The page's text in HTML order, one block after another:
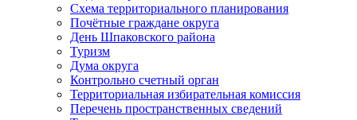
Схема территориального планирования
Почётные граждане округа
День Шпаковского района
Туризм
Дума округа
Контрольно счетный орган
Территориальная избирательная комиссия
Перечень пространственных сведений